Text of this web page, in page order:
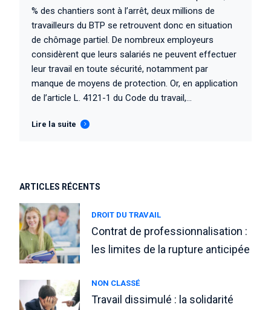
% des chantiers sont à l’arrêt, deux millions de
travailleurs du BTP se retrouvent donc en situation
de chômage partiel. De nombreux employeurs
considèrent que leurs salariés ne peuvent effectuer
leur travail en toute sécurité, notamment par
manque de moyens de protection. Or, en application
de l’article L. 4121-1 du Code du travail,...
Lire la suite
ARTICLES RÉCENTS
DROIT DU TRAVAIL
Contrat de professionnalisation :
les limites de la rupture anticipée
NON CLASSÉ
Travail dissimulé : la solidarité